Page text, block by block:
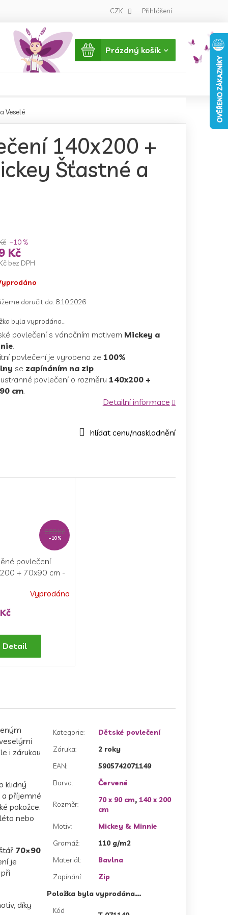
CZK Přihlášení
Nákupní
košík
Prázdný košík
Veselé
140x200 +
Šťastné a
–10 %
Kč
bez DPH
doručit do: 8.10.2026
byla vyprodána…
povlečení s vánočním motivem Mickey a
.
povlečení je vyrobeno ze 100%
se zapínáním na zip.
povlečení o rozměru 140x200 +
cm.
Detailní informace
669 Kč
–10 %
povlečení
+ 70x90 cm -
Vyprodáno
Detail
i zárukou
klidný
a příjemné
pokožce.
nebo
70×90
je
díky
Kategorie:
Dětské povlečení
Záruka:
2 roky
EAN:
5905742071149
Barva: Červené
Rozměr: 70 x 90 cm,140 x 200
cm
Motiv:
Mickey & Minnie
Gramáž:
110 g/m2
Materiál:
Bavlna
Zapínání:
Zip
Položka byla vyprodána…
Kód